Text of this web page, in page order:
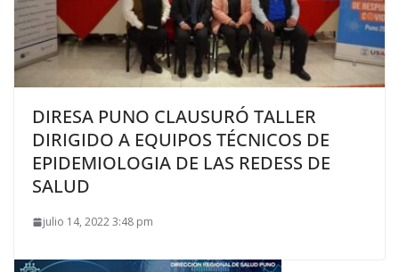
DIRESA PUNO CLAUSURÓ TALLER
DIRIGIDO A EQUIPOS TÉCNICOS DE
EPIDEMIOLOGIA DE LAS REDESS DE
SALUD
julio 14, 2022 3:48 pm